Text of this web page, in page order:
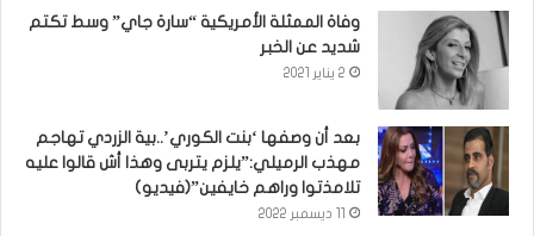
وفاة الممثلة الأمريكية “سارة جاي” وسط تكتم
شديد عن الخبر
2 يناير 2021
بعد أن وصفها ‘بنت الكوري’..بية الزردي تهاجم
مهذب الرميلي:”يلزم يتربى وهذا أش قالوا عليه
تلامذتوا وراهم خايفين”(فيديو)